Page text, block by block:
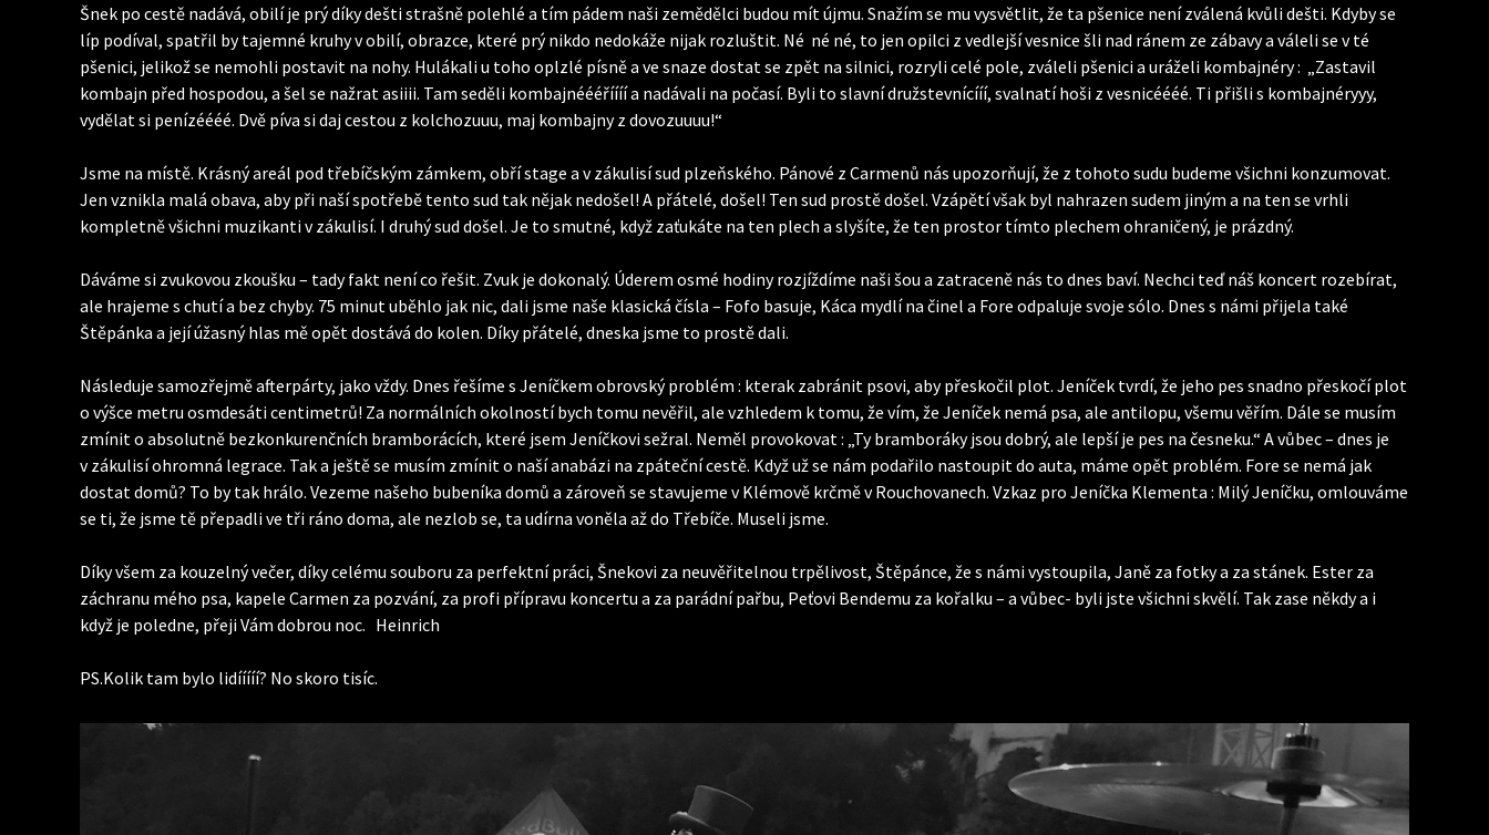
Šnek po cestě nadává, obilí je prý díky dešti strašně polehlé a tím pádem naši zemědělci budou mít újmu. Snažím se mu vysvětlit, že ta pšenice není zválená kvůli dešti. Kdyby se
líp podíval, spatřil by tajemné kruhy v obilí, obrazce, které prý nikdo nedokáže nijak rozluštit. Né né né, to jen opilci z vedlejší vesnice šli nad ránem ze zábavy a váleli se v té
pšenici, jelikož se nemohli postavit na nohy. Hulákali u toho oplzlé písně a ve snaze dostat se zpět na silnici, rozryli celé pole, zváleli pšenici a uráželi kombajnéry : „Zastavil
kombajn před hospodou, a šel se nažrat asiiii. Tam seděli kombajnéééříííí a nadávali na počasí. Byli to slavní družstevnícííí, svalnatí hoši z vesnicéééé. Ti přišli s kombajnéryyy,
vydělat si penízéééé. Dvě píva si daj cestou z kolchozuuu, maj kombajny z dovozuuuu!“
Jsme na místě. Krásný areál pod třebíčským zámkem, obří stage a v zákulisí sud plzeňského. Pánové z Carmenů nás upozorňují, že z tohoto sudu budeme všichni konzumovat.
Jen vznikla malá obava, aby při naší spotřebě tento sud tak nějak nedošel! A přátelé, došel! Ten sud prostě došel. Vzápětí však byl nahrazen sudem jiným a na ten se vrhli
kompletně všichni muzikanti v zákulisí. I druhý sud došel. Je to smutné, když zaťukáte na ten plech a slyšíte, že ten prostor tímto plechem ohraničený, je prázdný.
Dáváme si zvukovou zkoušku – tady fakt není co řešit. Zvuk je dokonalý. Úderem osmé hodiny rozjíždíme naši šou a zatraceně nás to dnes baví. Nechci teď náš koncert rozebírat,
ale hrajeme s chutí a bez chyby. 75 minut uběhlo jak nic, dali jsme naše klasická čísla – Fofo basuje, Káca mydlí na činel a Fore odpaluje svoje sólo. Dnes s námi přijela také
Štěpánka a její úžasný hlas mě opět dostává do kolen. Díky přátelé, dneska jsme to prostě dali.
Následuje samozřejmě afterpárty, jako vždy. Dnes řešíme s Jeníčkem obrovský problém : kterak zabránit psovi, aby přeskočil plot. Jeníček tvrdí, že jeho pes snadno přeskočí plot
o výšce metru osmdesáti centimetrů! Za normálních okolností bych tomu nevěřil, ale vzhledem k tomu, že vím, že Jeníček nemá psa, ale antilopu, všemu věřím. Dále se musím
zmínit o absolutně bezkonkurenčních bramborácích, které jsem Jeníčkovi sežral. Neměl provokovat : „Ty bramboráky jsou dobrý, ale lepší je pes na česneku.“ A vůbec – dnes je
v zákulisí ohromná legrace. Tak a ještě se musím zmínit o naší anabázi na zpáteční cestě. Když už se nám podařilo nastoupit do auta, máme opět problém. Fore se nemá jak
dostat domů? To by tak hrálo. Vezeme našeho bubeníka domů a zároveň se stavujeme v Klémově krčmě v Rouchovanech. Vzkaz pro Jeníčka Klementa : Milý Jeníčku, omlouváme
se ti, že jsme tě přepadli ve tři ráno doma, ale nezlob se, ta udírna voněla až do Třebíče. Museli jsme.
Díky všem za kouzelný večer, díky celému souboru za perfektní práci, Šnekovi za neuvěřitelnou trpělivost, Štěpánce, že s námi vystoupila, Janě za fotky a za stánek. Ester za
záchranu mého psa, kapele Carmen za pozvání, za profi přípravu koncertu a za parádní pařbu, Peťovi Bendemu za kořalku – a vůbec- byli jste všichni skvělí. Tak zase někdy a i
když je poledne, přeji Vám dobrou noc. Heinrich
PS.Kolik tam bylo lidííííí? No skoro tisíc.